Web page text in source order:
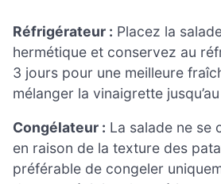
Réfrigérateur : Placez la
hermétique et conservez au
3 jours pour une meilleure
mélanger la vinaigrette
Congélateur : La salade ne se
en raison de la texture des
préférable de congeler